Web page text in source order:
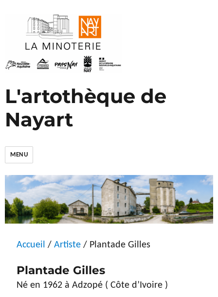
L'artothèque de
Nayart
MENU
Accueil /Artiste / Plantade Gilles
Plantade Gilles
Né en 1962 à Adzopé ( Côte d’Ivoire )